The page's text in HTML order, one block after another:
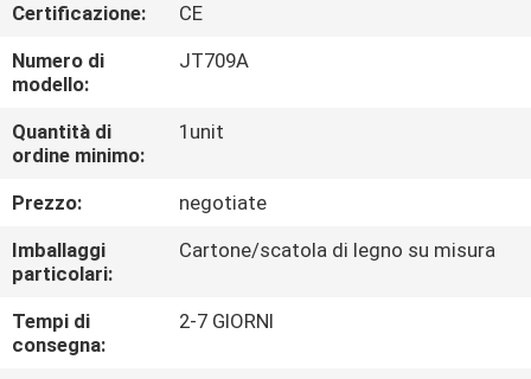
GIRO
DELLA
FABBRICA
CONTROLLO
DI
QUALITÀ
CONTATTICI
Certificazione:
CE
Numero di
modello:
JT709A
Quantità di
ordine minimo:
1unit
Prezzo:
negotiate
Imballaggi
particolari:
Cartone/scatola di legno su misura
Tempi di
consegna:
2-7 GIORNI